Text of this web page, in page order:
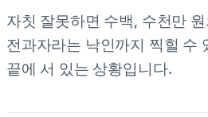
자칫 잘못하면 수백, 수천만
전과자라는 낙인까지 찍힐 수
끝에 서 있는 상황입니다.